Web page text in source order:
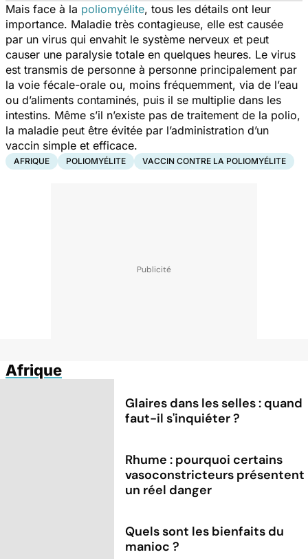
Mais face à la poliomyélite, tous les détails ont leur
importance. Maladie très contagieuse, elle est causée
par un virus qui envahit le système nerveux et peut
causer une paralysie totale en quelques heures. Le virus
est transmis de personne à personne principalement par
la voie fécale-orale ou, moins fréquemment, via de l’eau
ou d’aliments contaminés, puis il se multiplie dans les
intestins. Même s’il n’existe pas de traitement de la polio,
la maladie peut être évitée par l’administration d’un
vaccin simple et efficace.
AFRIQUE POLIOMYÉLITE VACCIN CONTRE LA POLIOMYÉLITE
Afrique
Glaires dans les selles : quand
faut-il s'inquiéter ?
Rhume : pourquoi certains
vasoconstricteurs présentent
un réel danger
Quels sont les bienfaits du
manioc ?